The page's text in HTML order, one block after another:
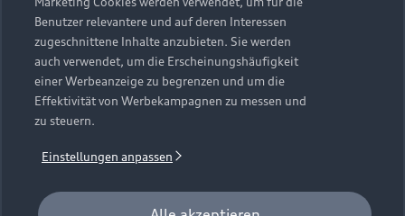
Audi Online Beratung
Online-Terminvereinbarung
Servicekontakt
Investor Relations
Presse & Media Center
Datenschutz
Audi erleben
Newsletter
© 2026 AUDI AG. Alle Rechte vorbehalten
Impressum Rechtliches
Hinweisgebersystem
Datenschutzinformation
Cookie-Einstellungen
Barrierefreiheit
Hinweis: Die aktuelle Darstellung und Anordnung der
Benutzer relevantere und auf deren Interessen
zugeschnittene Inhalte anzubieten. Sie werden
auch verwendet, um die Erscheinungshäufigkeit
einer Werbeanzeige zu begrenzen und um die
Effektivität von Werbekampagnen zu messen und
zu steuern.
Einstellungen anpassen